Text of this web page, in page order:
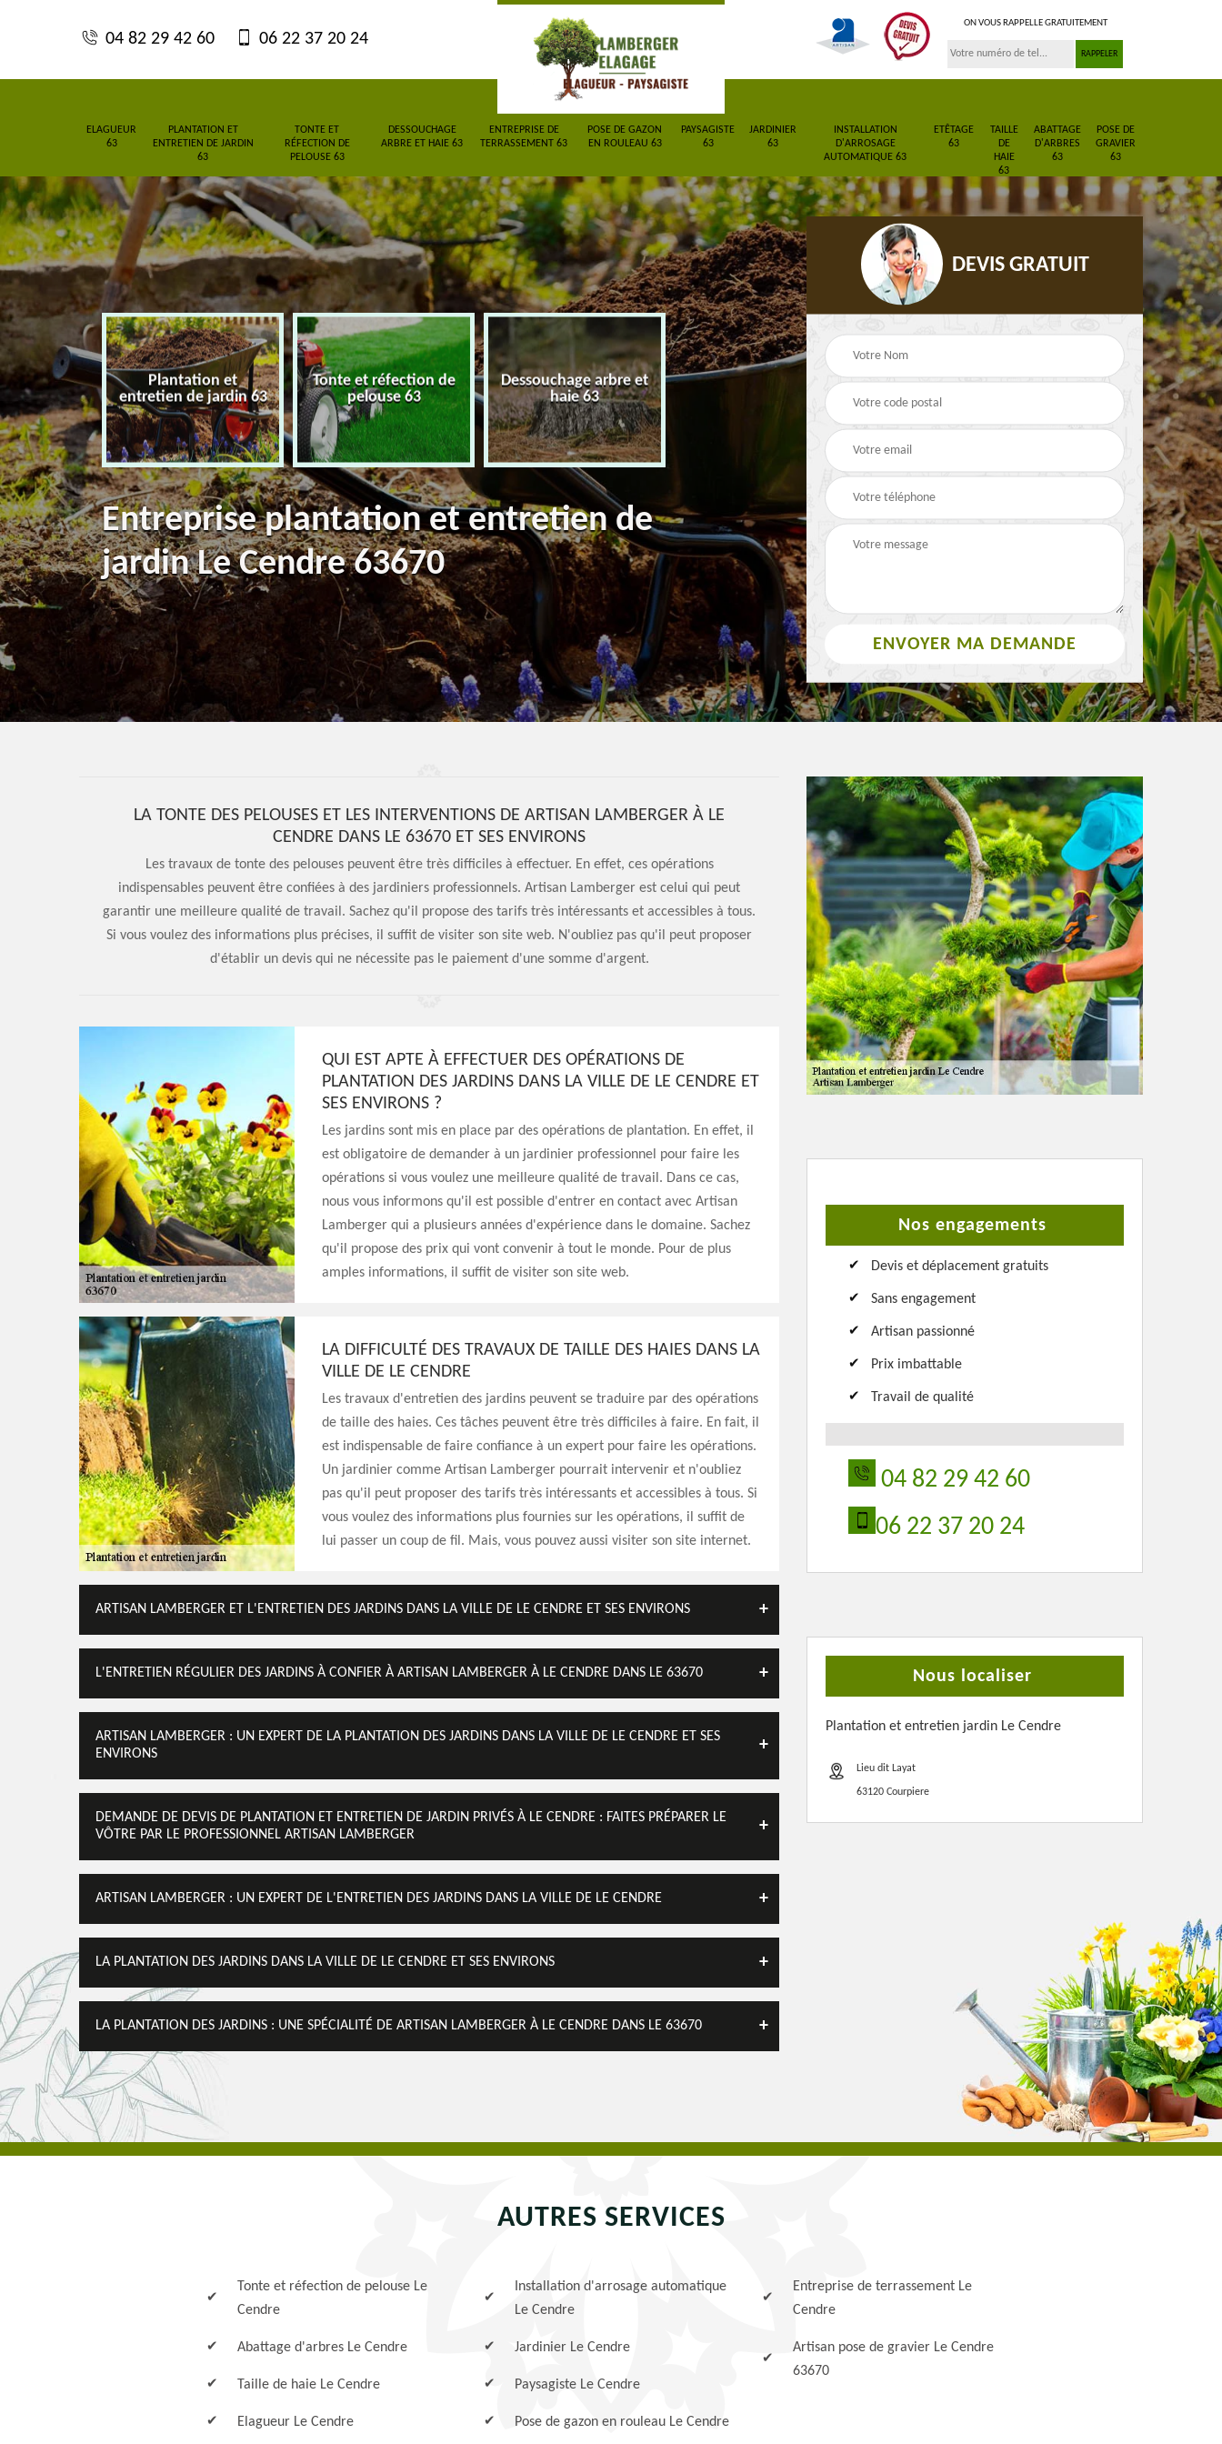
04 82 29 42 60 06 22 37 20 24
ON VOUS RAPPELLE GRATUITEMENT
ELAGUEUR
63
PLANTATION ET
ENTRETIEN DE JARDIN
63
TONTE ET
RÉFECTION DE
PELOUSE 63
DESSOUCHAGE
ARBRE ET HAIE 63
ENTREPRISE DE
TERRASSEMENT 63
POSE DE GAZON
EN ROULEAU 63
PAYSAGISTE
63
JARDINIER
63
INSTALLATION
D'ARROSAGE
AUTOMATIQUE 63
ETÊTAGE
63
TAILLE
DE
HAIE
63
ABATTAGE
D'ARBRES
63
POSE DE
GRAVIER
63
63
Plantation et
entretien de jardin 63
Tonte et réfection de
pelouse 63
Dessouchage arbre et
haie 63
Entreprise de
Pose de gazon en
rouleau 63
Paysagiste 63
Entreprise plantation et entretien de
jardin Le Cendre 63670
DEVIS GRATUIT
LA TONTE DES PELOUSES ET LES INTERVENTIONS DE ARTISAN LAMBERGER À LE
CENDRE DANS LE 63670 ET SES ENVIRONS
Les travaux de tonte des pelouses peuvent être très difficiles à effectuer. En effet, ces opérations
indispensables peuvent être confiées à des jardiniers professionnels. Artisan Lamberger est celui qui peut
garantir une meilleure qualité de travail. Sachez qu'il propose des tarifs très intéressants et accessibles à tous.
Si vous voulez des informations plus précises, il suffit de visiter son site web. N'oubliez pas qu'il peut proposer
d'établir un devis qui ne nécessite pas le paiement d'une somme d'argent.
QUI EST APTE À EFFECTUER DES OPÉRATIONS DE
PLANTATION DES JARDINS DANS LA VILLE DE LE CENDRE ET
SES ENVIRONS ?
Les jardins sont mis en place par des opérations de plantation. En effet, il
est obligatoire de demander à un jardinier professionnel pour faire les
opérations si vous voulez une meilleure qualité de travail. Dans ce cas,
nous vous informons qu'il est possible d'entrer en contact avec Artisan
Lamberger qui a plusieurs années d'expérience dans le domaine. Sachez
qu'il propose des prix qui vont convenir à tout le monde. Pour de plus
amples informations, il suffit de visiter son site web.
LA DIFFICULTÉ DES TRAVAUX DE TAILLE DES HAIES DANS LA
VILLE DE LE CENDRE
Les travaux d'entretien des jardins peuvent se traduire par des opérations
de taille des haies. Ces tâches peuvent être très difficiles à faire. En fait, il
est indispensable de faire confiance à un expert pour faire les opérations.
Un jardinier comme Artisan Lamberger pourrait intervenir et n'oubliez
pas qu'il peut proposer des tarifs très intéressants et accessibles à tous. Si
vous voulez des informations plus fournies sur les opérations, il suffit de
lui passer un coup de fil. Mais, vous pouvez aussi visiter son site internet.
ARTISAN LAMBERGER ET L'ENTRETIEN DES JARDINS DANS LA VILLE DE LE CENDRE ET SES ENVIRONS
L'ENTRETIEN RÉGULIER DES JARDINS À CONFIER À ARTISAN LAMBERGER À LE CENDRE DANS LE 63670
ARTISAN LAMBERGER : UN EXPERT DE LA PLANTATION DES JARDINS DANS LA VILLE DE LE CENDRE ET SES
ENVIRONS
DEMANDE DE DEVIS DE PLANTATION ET ENTRETIEN DE JARDIN PRIVÉS À LE CENDRE : FAITES PRÉPARER LE
VÔTRE PAR LE PROFESSIONNEL ARTISAN LAMBERGER
ARTISAN LAMBERGER : UN EXPERT DE L'ENTRETIEN DES JARDINS DANS LA VILLE DE LE CENDRE
LA PLANTATION DES JARDINS DANS LA VILLE DE LE CENDRE ET SES ENVIRONS
LA PLANTATION DES JARDINS : UNE SPÉCIALITÉ DE ARTISAN LAMBERGER À LE CENDRE DANS LE 63670
Nos engagements
Devis et déplacement gratuits
Sans engagement
Artisan passionné
Prix imbattable
Travail de qualité
04 82 29 42 60
06 22 37 20 24
Nous localiser
Plantation et entretien jardin Le Cendre
Lieu dit Layat
63120 Courpiere
AUTRES SERVICES
Tonte et réfection de pelouse Le
Cendre
Abattage d'arbres Le Cendre
Taille de haie Le Cendre
Elagueur Le Cendre
Installation d'arrosage automatique
Le Cendre
Jardinier Le Cendre
Paysagiste Le Cendre
Pose de gazon en rouleau Le Cendre
Entreprise de terrassement Le
Cendre
Artisan pose de gravier Le Cendre
63670